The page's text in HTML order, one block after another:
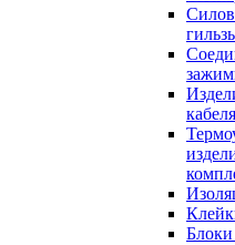
кабеля